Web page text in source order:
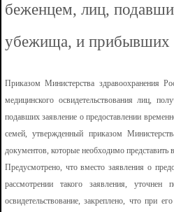
беженцем, лиц,
убежища, и прибывших
Приказом Министерства здравоохранения
медицинского освидетельствования лиц,
подавших заявление о предоставлении
семей, утвержденный приказом
документов, которые необходимо
Предусмотрено, что вместо заявления о
рассмотрении такого заявления,
освидетельствование, закреплено, что при